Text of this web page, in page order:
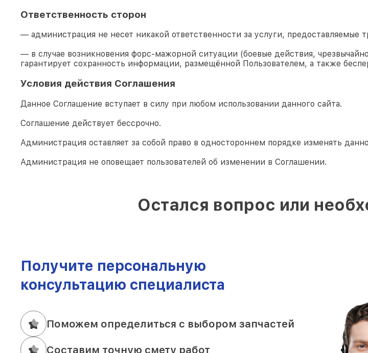
Ответственность сторон
— администрация не несет никакой ответственности за услуги, предоставляемые
— в случае возникновения форс-мажорной ситуации (боевые действия,
гарантирует сохранность информации, размещённой Пользователем, а также
Условия действия Соглашения
Данное Соглашение вступает в силу при любом использовании данного сайта.
Соглашение действует бессрочно.
Администрация оставляет за собой право в одностороннем порядке изменять
Администрация не оповещает пользователей об изменении в Соглашении.
Остался вопрос или
Получите персональную
консультацию специалиста
Поможем определиться с выбором запчастей
Составим точную смету работ